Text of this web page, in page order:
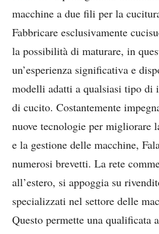
macchine a due fili per la
Fabbricare esclusivamente
la possibilità di maturare, in
un’esperienza significativa e
modelli adatti a qualsiasi tipo di
di cucito. Costantemente
nuove tecnologie per migliorare
e la gestione delle macchine,
numerosi brevetti. La rete
all’estero, si appoggia su
specializzati nel settore delle
Questo permette una qualificata